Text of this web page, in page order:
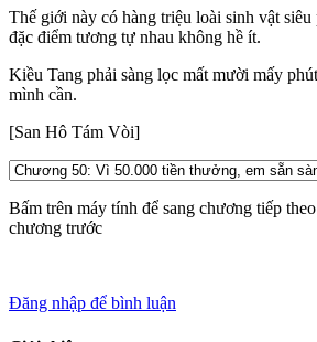
Thế giới này có hàng triệu loài sinh vật
đặc điểm tương tự nhau không hề ít.
Kiều Tang phải sàng lọc mất mười mấy
mình cần.
[San Hô Tám Vòi]
Bấm trên máy tính để sang chương tiếp
chương trước
Đăng nhập để bình luận